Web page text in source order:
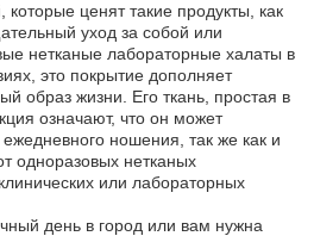
ценят такие продукты, как
уход за собой или
нетканые лабораторные халаты в
это покрытие дополняет
образ жизни. Его ткань, простая в
означают, что он может
ношения, так же как и
одноразовых нетканых
или лабораторных
день в город или вам нужна